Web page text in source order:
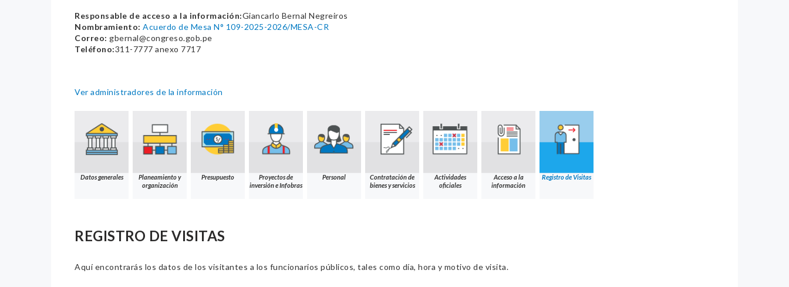
Responsable de acceso a la información:Giancarlo Bernal Negreiros
Nombramiento: Acuerdo de Mesa N° 109-2025-2026/MESA-CR
Correo: gbernal@congreso.gob.pe
Teléfono:311-7777 anexo 7717
Ver administradores de la información
Datos generales
Planeamiento y
organización
Presupuesto
Proyectos de
inversión e Infobras
Personal
Contratación de
bienes y servicios
Actividades
oficiales
Acceso a la
información
Registro de Visitas
REGISTRO DE VISITAS
Aquí encontrarás los datos de los visitantes a los funcionarios públicos, tales como día, hora y motivo de visita.